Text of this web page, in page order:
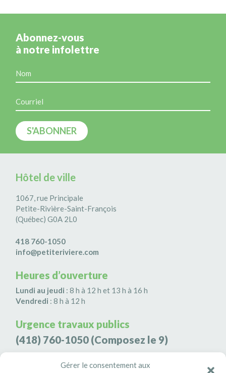
Gérer le consentement aux
Abonnez-vous
à notre infolettre
Hôtel de ville
1067, rue Principale
Petite-Rivière-Saint-François
(Québec) G0A 2L0
418 760-1050
info@petiteriviere.com
Heures d’ouverture
Lundi au jeudi : 8 h à 12 h et 13 h à 16 h
Vendredi : 8 h à 12 h
Urgence travaux publics
(418) 760-1050 (Composez le 9)
Agence de sécurité S3K9